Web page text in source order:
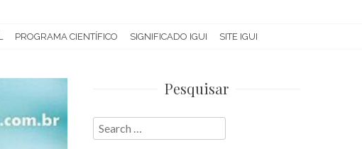
PROGRAMA CIENTÍFICO SIGNIFICADO IGUI SITE IGUI
Pesquisar
Search
for: